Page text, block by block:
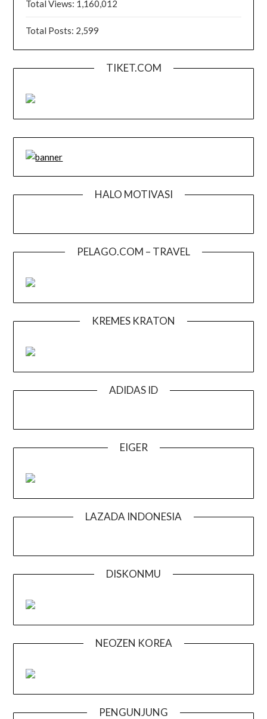
Total Views: 1,160,012
Total Posts: 2,599
TIKET.COM
HALO MOTIVASI
PELAGO.COM – TRAVEL
KREMES KRATON
ADIDAS ID
EIGER
LAZADA INDONESIA
DISKONMU
NEOZEN KOREA
PENGUNJUNG